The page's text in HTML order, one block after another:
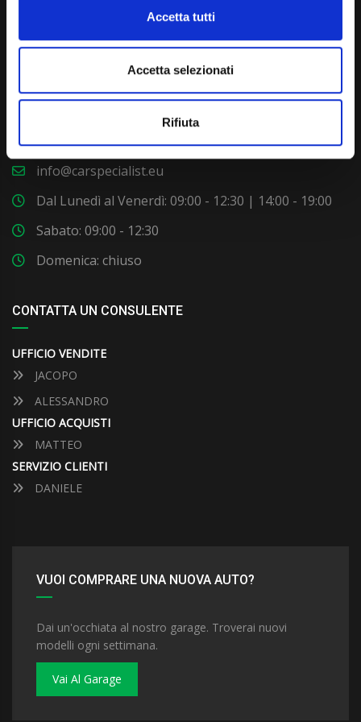
Accetta tutti
Accetta selezionati
Rifiuta
(+39) 031 431 3066
info@carspecialist.eu
Dal Lunedì al Venerdì: 09:00 - 12:30 | 14:00 - 19:00
Sabato: 09:00 - 12:30
Domenica: chiuso
CONTATTA UN CONSULENTE
UFFICIO VENDITE
JACOPO
ALESSANDRO
UFFICIO ACQUISTI
MATTEO
SERVIZIO CLIENTI
DANIELE
VUOI COMPRARE UNA NUOVA AUTO?
Dai un'occhiata al nostro garage. Troverai nuovi
modelli ogni settimana.
Vai Al Garage